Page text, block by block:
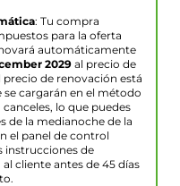
: Tu compra
para la oferta
automáticamente
2029 al precio de
precio de renovación está
cargarán en el método
lo que puedes
de la medianoche de la
el panel de control
instrucciones de
cliente antes de 45 días